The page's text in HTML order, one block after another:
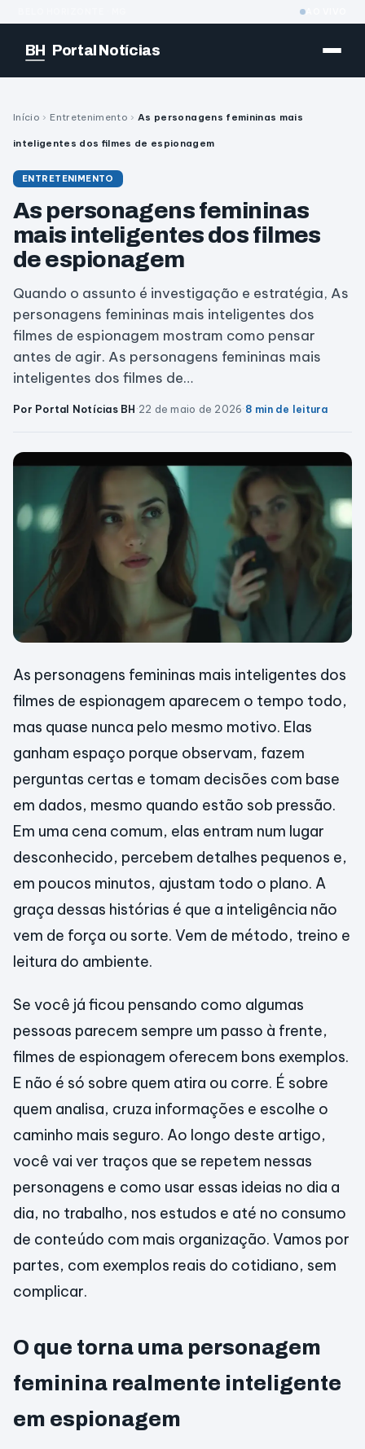
BH Portal Notícias
Início › Entretenimento › As personagens femininas mais
inteligentes dos filmes de espionagem
ENTRETENIMENTO
As personagens femininas
mais inteligentes dos filmes
de espionagem
Quando o assunto é investigação e estratégia, As
personagens femininas mais inteligentes dos
filmes de espionagem mostram como pensar
antes de agir. As personagens femininas mais
inteligentes dos filmes de…
Por Portal Notícias BH·22 de maio de 2026·8 min de leitura
As personagens femininas mais inteligentes dos
filmes de espionagem aparecem o tempo todo,
mas quase nunca pelo mesmo motivo. Elas
ganham espaço porque observam, fazem
perguntas certas e tomam decisões com base
em dados, mesmo quando estão sob pressão.
Em uma cena comum, elas entram num lugar
desconhecido, percebem detalhes pequenos e,
em poucos minutos, ajustam todo o plano. A
graça dessas histórias é que a inteligência não
vem de força ou sorte. Vem de método, treino e
leitura do ambiente.
Se você já ficou pensando como algumas
pessoas parecem sempre um passo à frente,
filmes de espionagem oferecem bons exemplos.
E não é só sobre quem atira ou corre. É sobre
quem analisa, cruza informações e escolhe o
caminho mais seguro. Ao longo deste artigo,
você vai ver traços que se repetem nessas
personagens e como usar essas ideias no dia a
dia, no trabalho, nos estudos e até no consumo
de conteúdo com mais organização. Vamos por
partes, com exemplos reais do cotidiano, sem
complicar.
O que torna uma personagem
feminina realmente inteligente
em espionagem